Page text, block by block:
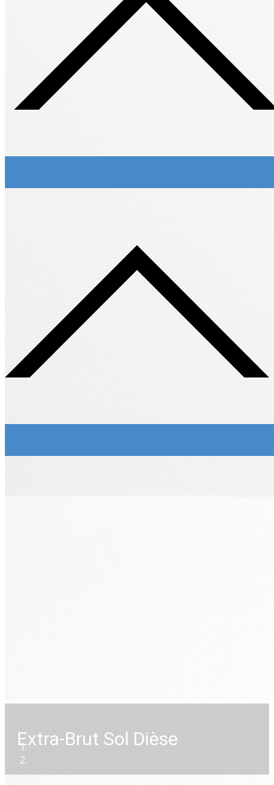
Extra-Brut Sol Dièse